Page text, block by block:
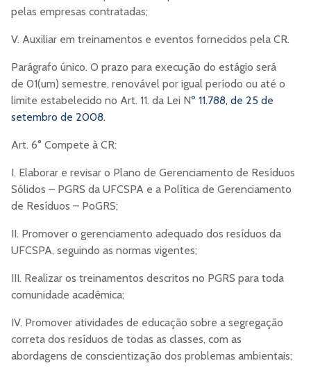
pelas empresas contratadas;
V. Auxiliar em treinamentos e eventos fornecidos pela CR.
Parágrafo único. O prazo para execução do estágio será
de 01(um) semestre, renovável por igual período ou até o
limite estabelecido no Art. 11. da Lei Nº 11.788, de 25 de
setembro de 2008.
Art. 6° Compete à CR:
I. Elaborar e revisar o Plano de Gerenciamento de Resíduos
Sólidos – PGRS da UFCSPA e a Política de Gerenciamento
de Resíduos – PoGRS;
II. Promover o gerenciamento adequado dos resíduos da
UFCSPA, seguindo as normas vigentes;
III. Realizar os treinamentos descritos no PGRS para toda
comunidade acadêmica;
IV. Promover atividades de educação sobre a segregação
correta dos resíduos de todas as classes, com as
abordagens de conscientização dos problemas ambientais;